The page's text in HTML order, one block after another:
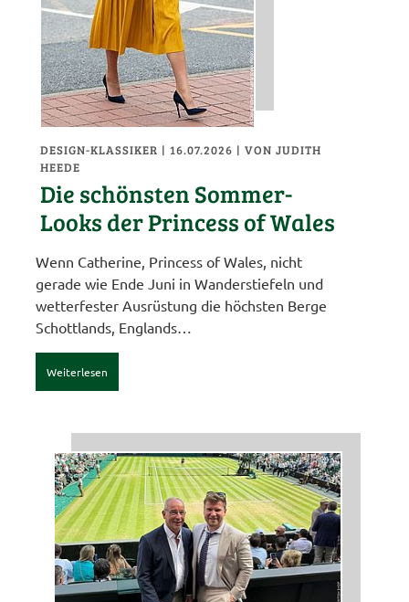
DESIGN-KLASSIKER | 16.07.2026 |VON JUDITH
HEEDE
Die schönsten Sommer-
Looks der Princess of Wales
Wenn Catherine, Princess of Wales, nicht
gerade wie Ende Juni in Wanderstiefeln und
wetterfester Ausrüstung die höchsten Berge
Schottlands, Englands…
Weiterlesen